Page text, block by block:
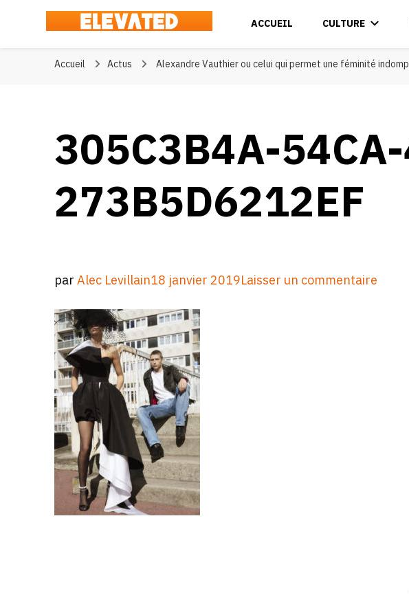
Elevated
ACCUEIL CULTURE
Accueil Actus Alexandre Vauthier ou celui qui permet une féminité
305C3B4A-
273B5D6212EF
parAlec Levillain18 janvier 2019Laisser un commentaire